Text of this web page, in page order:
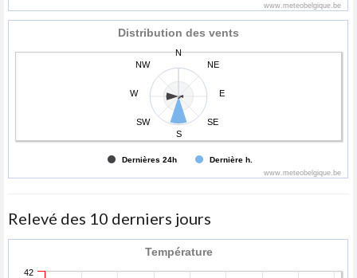
www.meteobelgique.be
Distribution des vents
Dernières 24h Dernière h.
N
NE
E
SE
S
SW
W
NW
www.meteobelgique.be
Relevé des 10 derniers jours
Température
42